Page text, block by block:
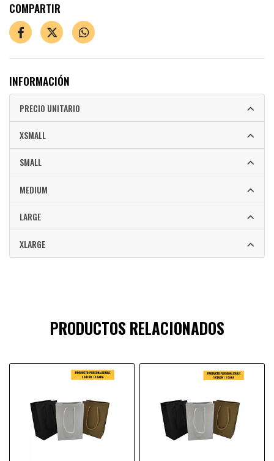
COMPARTIR
INFORMACIÓN
PRECIO UNITARIO
XSMALL
SMALL
MEDIUM
LARGE
XLARGE
PRODUCTOS RELACIONADOS